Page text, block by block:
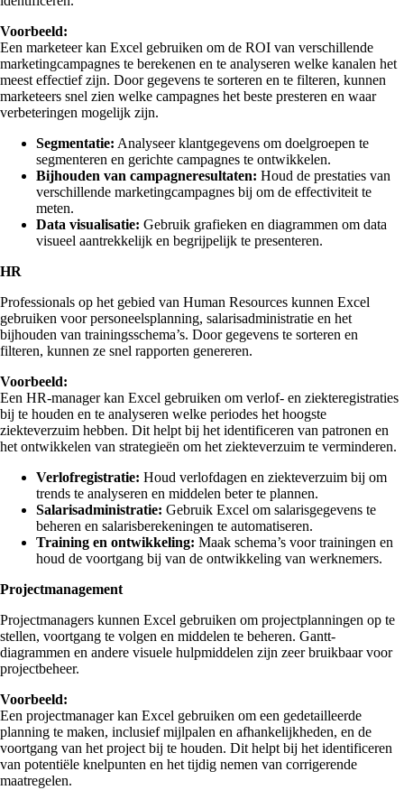
Voorbeeld:
Een marketeer kan Excel gebruiken om de ROI van verschillende
marketingcampagnes te berekenen en te analyseren welke kanalen het
meest effectief zijn. Door gegevens te sorteren en te filteren, kunnen
marketeers snel zien welke campagnes het beste presteren en waar
verbeteringen mogelijk zijn.
Segmentatie: Analyseer klantgegevens om doelgroepen te
segmenteren en gerichte campagnes te ontwikkelen.
Bijhouden van campagneresultaten: Houd de prestaties van
verschillende marketingcampagnes bij om de effectiviteit te
meten.
Data visualisatie: Gebruik grafieken en diagrammen om data
visueel aantrekkelijk en begrijpelijk te presenteren.
HR
Professionals op het gebied van Human Resources kunnen Excel
gebruiken voor personeelsplanning, salarisadministratie en het
bijhouden van trainingsschema’s. Door gegevens te sorteren en
filteren, kunnen ze snel rapporten genereren.
Voorbeeld:
Een HR-manager kan Excel gebruiken om verlof- en ziekteregistraties
bij te houden en te analyseren welke periodes het hoogste
ziekteverzuim hebben. Dit helpt bij het identificeren van patronen en
het ontwikkelen van strategieën om het ziekteverzuim te verminderen.
Verlofregistratie: Houd verlofdagen en ziekteverzuim bij om
trends te analyseren en middelen beter te plannen.
Salarisadministratie: Gebruik Excel om salarisgegevens te
beheren en salarisberekeningen te automatiseren.
Training en ontwikkeling: Maak schema’s voor trainingen en
houd de voortgang bij van de ontwikkeling van werknemers.
Projectmanagement
Projectmanagers kunnen Excel gebruiken om projectplanningen op te
stellen, voortgang te volgen en middelen te beheren. Gantt-
diagrammen en andere visuele hulpmiddelen zijn zeer bruikbaar voor
projectbeheer.
Voorbeeld:
Een projectmanager kan Excel gebruiken om een gedetailleerde
planning te maken, inclusief mijlpalen en afhankelijkheden, en de
voortgang van het project bij te houden. Dit helpt bij het identificeren
van potentiële knelpunten en het tijdig nemen van corrigerende
maatregelen.